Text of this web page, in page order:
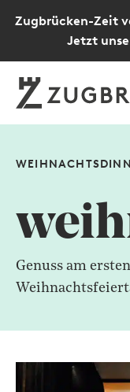
Zugbrücken-Zeit
Jetzt
Genuss am